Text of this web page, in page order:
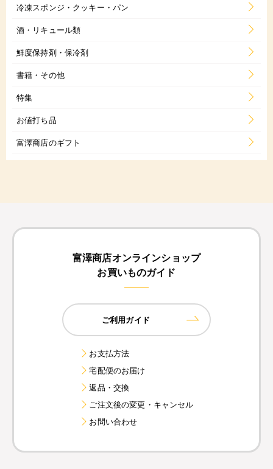
冷凍スポンジ・クッキー・パン
酒・リキュール類
鮮度保持剤・保冷剤
書籍・その他
特集
お値打ち品
富澤商店のギフト
富澤商店オンラインショップ
お買いものガイド
ご利用ガイド
お支払方法
宅配便のお届け
返品・交換
ご注文後の変更・キャンセル
お問い合わせ